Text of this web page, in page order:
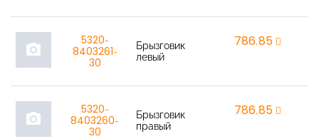
photo_camera
5320-
8403261-
30
Брызговик
левый
786,85
photo_camera
5320-
8403260-
30
Брызговик
правый
786,85